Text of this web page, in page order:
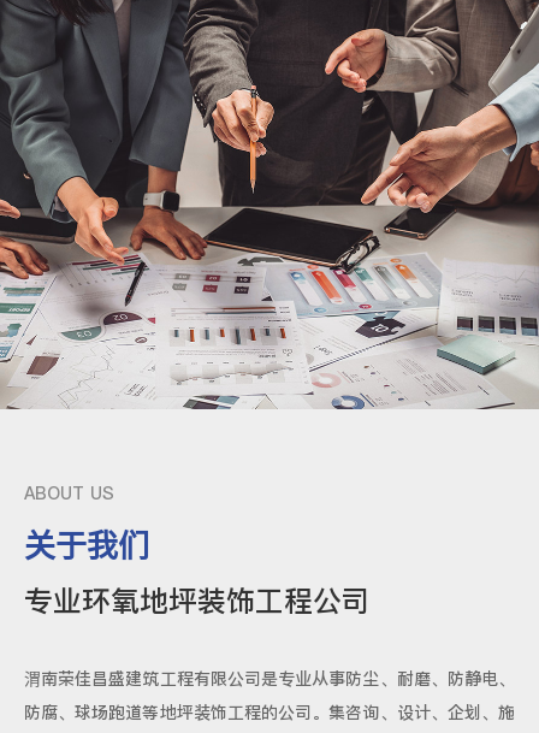
ABOUT US
关于我们
专业环氧地坪装饰工程公司
渭南荣佳昌盛建筑工程有限公司是专业从事防尘、耐磨、防静电、
防腐、球场跑道等地坪装饰工程的公司。集咨询、设计、企划、施